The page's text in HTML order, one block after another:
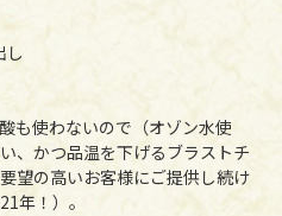
し
も使わないので（オゾン水使
、かつ品温を下げるブラストチ
望の高いお客様にご提供し続け
年！）。